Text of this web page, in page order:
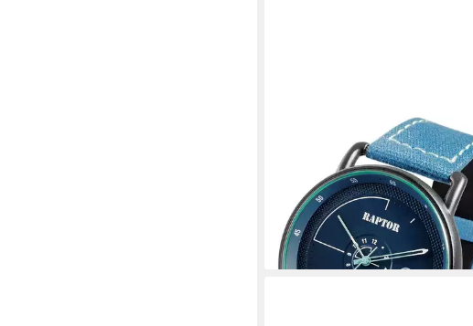
Quarzuhr mit Textilarmband,
Datumsanzeige, 5 ATM
49,95 €
lieferbar - in 3-4 Werktagen bei dir